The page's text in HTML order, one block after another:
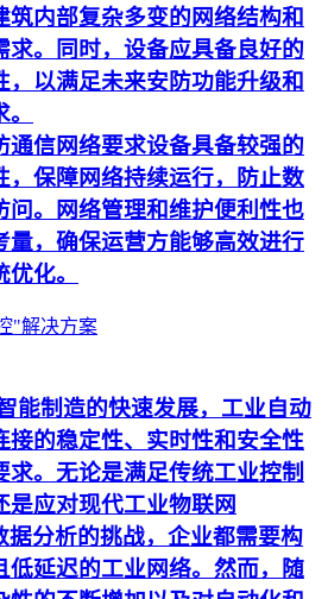
筑内部复杂多变的网络结构和
求。同时，设备应具备良好的
，以满足未来安防功能升级和
通信网络要求设备具备较强的
，保障网络持续运行，防止数
问。网络管理和维护便利性也
量，确保运营方能够高效进行
化。
"解决方案
能制造的快速发展，工业自动
接的稳定性、实时性和安全性
求。无论是满足传统工业控制
是应对现代工业物联网
据分析的挑战，企业都需要构
低延迟的工业网络。然而，随